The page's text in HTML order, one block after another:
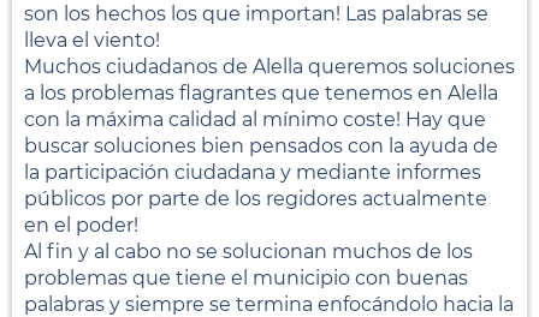
son los hechos los que importan! Las palabras se
lleva el viento!
Muchos ciudadanos de Alella queremos soluciones
a los problemas flagrantes que tenemos en Alella
con la máxima calidad al mínimo coste! Hay que
buscar soluciones bien pensados con la ayuda de
la participación ciudadana y mediante informes
públicos por parte de los regidores actualmente
en el poder!
Al fin y al cabo no se solucionan muchos de los
problemas que tiene el municipio con buenas
palabras y siempre se termina enfocándolo hacia la